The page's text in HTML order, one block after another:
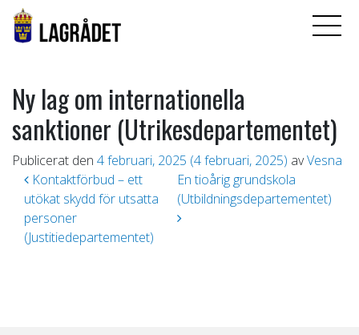
Ny lag om internationella
sanktioner (Utrikesdepartementet)
Publicerat den 4 februari, 2025 (4 februari, 2025) avVesna
Inläggsnavigering
Kontaktförbud – ett
utökat skydd för utsatta
personer
(Justitiedepartementet)
En tioårig grundskola
(Utbildningsdepartementet)